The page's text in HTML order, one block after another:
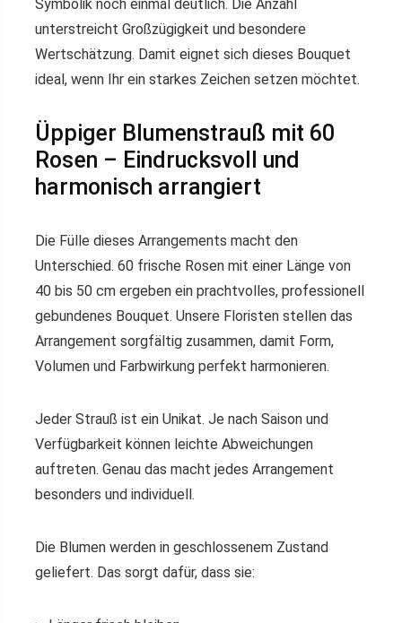
Symbolik noch einmal deutlich. Die Anzahl
unterstreicht Großzügigkeit und besondere
Wertschätzung. Damit eignet sich dieses Bouquet
ideal, wenn Ihr ein starkes Zeichen setzen möchtet.
Üppiger Blumenstrauß mit 60
Rosen – Eindrucksvoll und
harmonisch arrangiert
Die Fülle dieses Arrangements macht den
Unterschied. 60 frische Rosen mit einer Länge von
40 bis 50 cm ergeben ein prachtvolles, professionell
gebundenes Bouquet. Unsere Floristen stellen das
Arrangement sorgfältig zusammen, damit Form,
Volumen und Farbwirkung perfekt harmonieren.
Jeder Strauß ist ein Unikat. Je nach Saison und
Verfügbarkeit können leichte Abweichungen
auftreten. Genau das macht jedes Arrangement
besonders und individuell.
Die Blumen werden in geschlossenem Zustand
geliefert. Das sorgt dafür, dass sie: